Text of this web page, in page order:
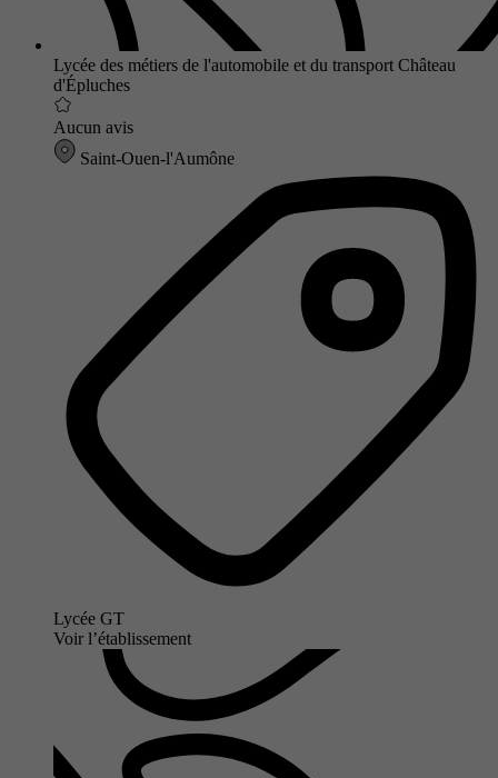
Lycée des métiers de l'automobile et du transport Château
d'Épluches
Aucun avis
Saint-Ouen-l'Aumône
Lycée GT
Voir l’établissement